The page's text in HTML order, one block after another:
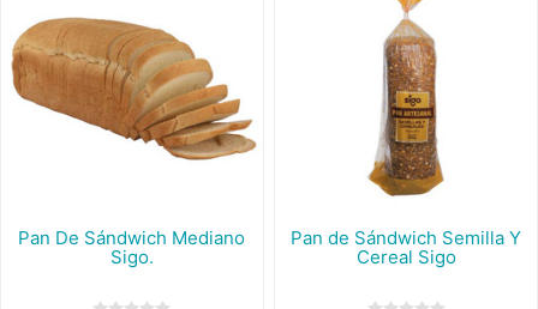
Pan De Sándwich Mediano
Sigo.
Pan de Sándwich Semilla Y
Cereal Sigo